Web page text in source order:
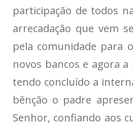
participação de todos
arrecadação que vem
pela comunidade para
novos bancos e agora
tendo concluído a
bênção o padre
Senhor, confiando aos